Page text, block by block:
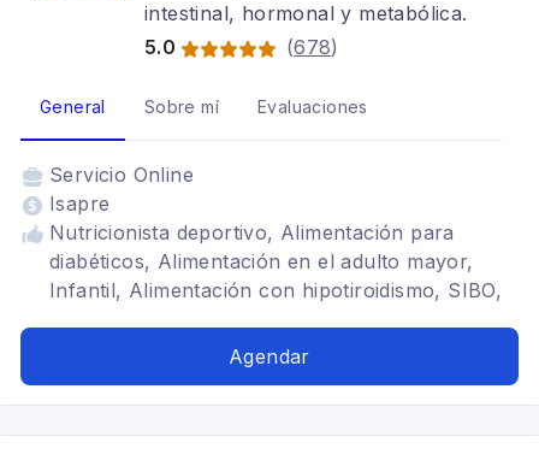
intestinal, hormonal y metabólica.
5.0
(678)
General Sobre mí Evaluaciones
Servicio Online
Isapre
Nutricionista deportivo, Alimentación para
diabéticos, Alimentación en el adulto mayor,
Infantil, Alimentación con hipotiroidismo, SIBO,
Alimentación para celiacos, Alimentación para
Problemas digestivos
Agendar